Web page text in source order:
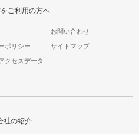
ご利用の方へ
お問い合わせ
ポリシー サイトマップ
クセスデータ
社の紹介